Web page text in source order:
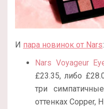
И пара новинок от Nars:
Nars Voyageur
£23.35, либо
три
оттенках Copper,